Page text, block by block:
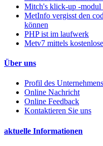
Mitch's klick-up -modul
MetInfo vergisst den
können
PHP ist im laufwerk
Metv7 mittels
Über uns
Profil des Unternehmens
Online Nachricht
Online Feedback
Kontaktieren Sie uns
aktuelle Informationen